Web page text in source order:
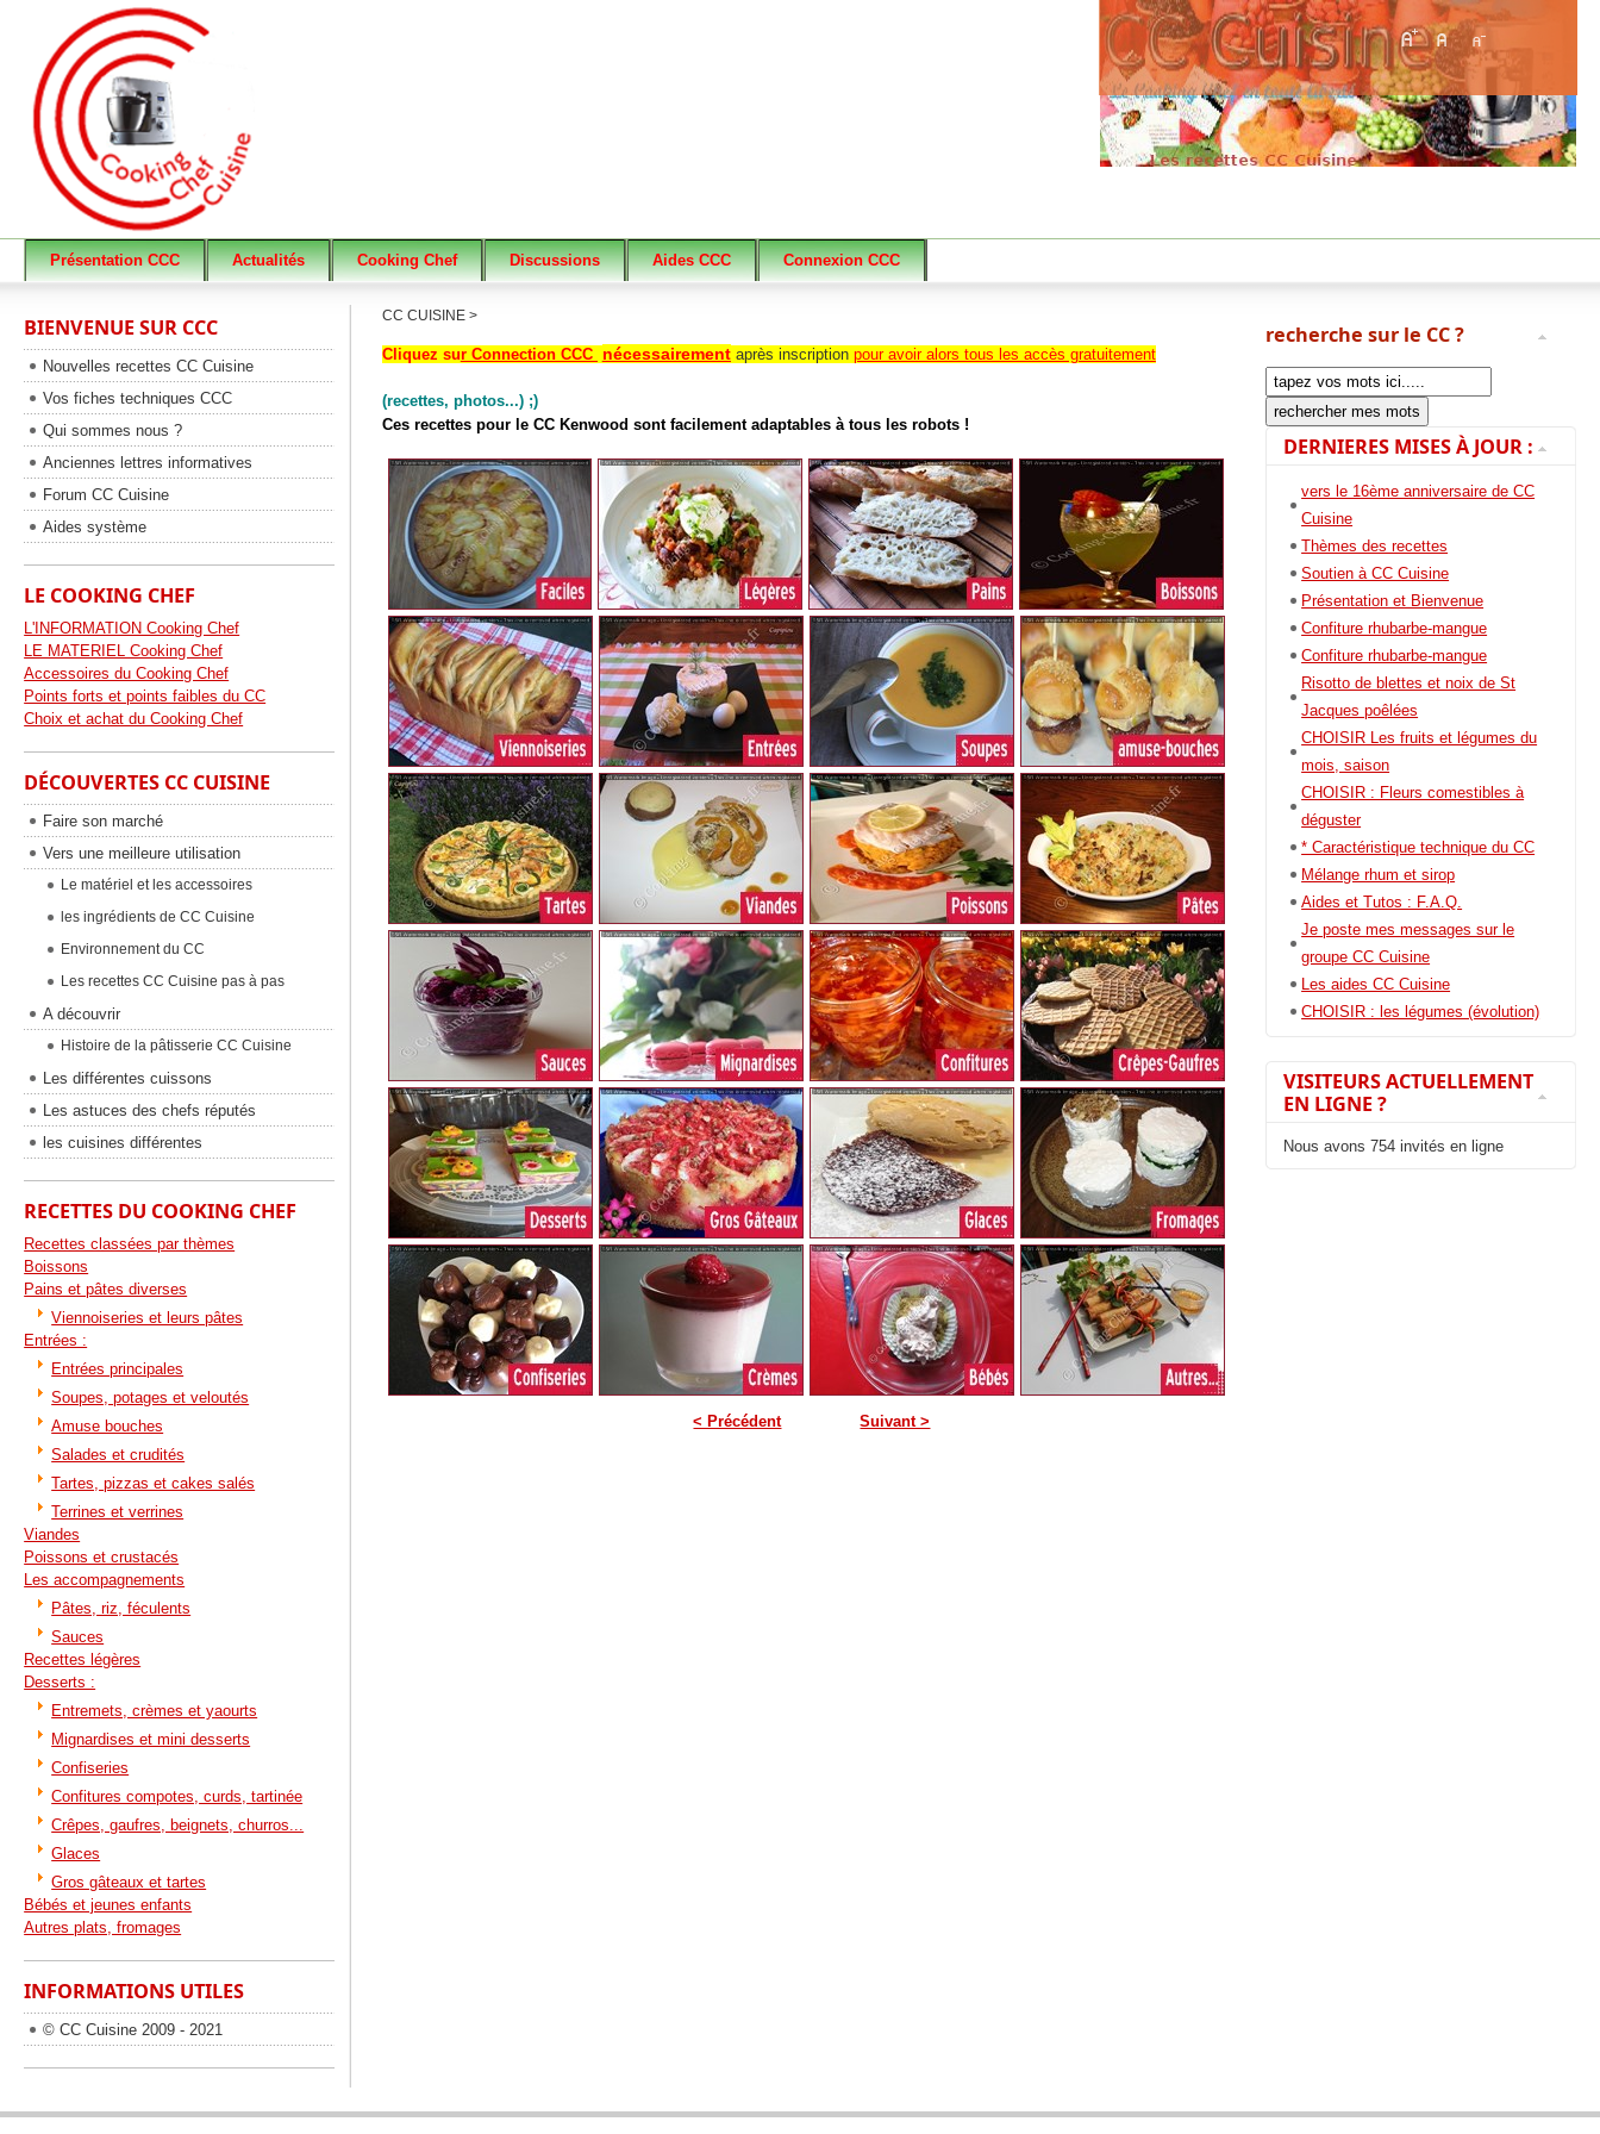
Présentation CCC Actualités Cooking Chef Discussions Aides CCC Connexion CCC
CC CUISINE >
Cliquez sur Connection CCC nécessairementaprès inscription pour avoir alors tous les accès gratuitement
(recettes, photos...) ;)
Ces recettes pour le CC Kenwood sont facilement adaptables à tous les robots !
< Précédent Suivant >
BIENVENUE SUR CCC
Nouvelles recettes CC Cuisine
Vos fiches techniques CCC
Qui sommes nous ?
Anciennes lettres informatives
Forum CC Cuisine
Aides système
LE COOKING CHEF
L'INFORMATION Cooking Chef
LE MATERIEL Cooking Chef
Accessoires du Cooking Chef
Points forts et points faibles du CC
Choix et achat du Cooking Chef
DÉCOUVERTES CC CUISINE
Faire son marché
Vers une meilleure utilisation
Le matériel et les accessoires
les ingrédients de CC Cuisine
Environnement du CC
Les recettes CC Cuisine pas à pas
A découvrir
Histoire de la pâtisserie CC Cuisine
Les différentes cuissons
Les astuces des chefs réputés
les cuisines différentes
RECETTES DU COOKING CHEF
Recettes classées par thèmes
Boissons
Pains et pâtes diverses
Viennoiseries et leurs pâtes
Entrées :
Entrées principales
Soupes, potages et veloutés
Amuse bouches
Salades et crudités
Tartes, pizzas et cakes salés
Terrines et verrines
Viandes
Poissons et crustacés
Les accompagnements
Pâtes, riz, féculents
Sauces
Recettes légères
Desserts :
Entremets, crèmes et yaourts
Mignardises et mini desserts
Confiseries
Confitures compotes, curds, tartinée
Crêpes, gaufres, beignets, churros...
Glaces
Gros gâteaux et tartes
Bébés et jeunes enfants
Autres plats, fromages
INFORMATIONS UTILES
© CC Cuisine 2009 - 2021
recherche sur le CC ?
DERNIERES MISES À JOUR :
vers le 16ème anniversaire de CC
Cuisine
Thèmes des recettes
Soutien à CC Cuisine
Présentation et Bienvenue
Confiture rhubarbe-mangue
Confiture rhubarbe-mangue
Risotto de blettes et noix de St
Jacques poêlées
CHOISIR Les fruits et légumes du
mois, saison
CHOISIR : Fleurs comestibles à
déguster
* Caractéristique technique du CC
Mélange rhum et sirop
Aides et Tutos : F.A.Q.
Je poste mes messages sur le
groupe CC Cuisine
Les aides CC Cuisine
CHOISIR : les légumes (évolution)
VISITEURS ACTUELLEMENT
EN LIGNE ?
Nous avons 754 invités en ligne